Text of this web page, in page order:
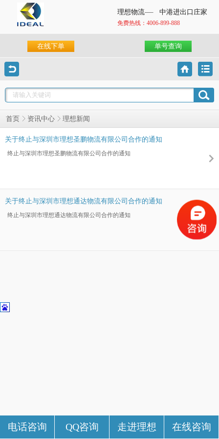
理想物流 中港进出口庄家
免费热线：4006-899-888
在线下单 单号查询
首页 资讯中心 理想新闻
关于终止与深圳市理想圣鹏物流有限公司合作的通知
终止与深圳市理想圣鹏物流有限公司合作的通知
关于终止与深圳市理想通达物流有限公司合作的通知
终止与深圳市理想通达物流有限公司合作的通知
电话咨询 QQ咨询 走进理想 在线咨询